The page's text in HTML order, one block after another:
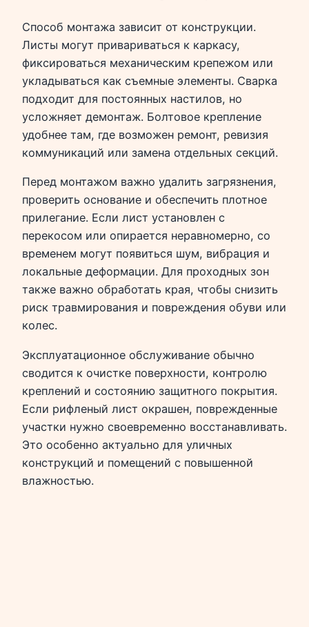
Способ монтажа зависит от конструкции.
Листы могут привариваться к каркасу,
фиксироваться механическим крепежом или
укладываться как съемные элементы. Сварка
подходит для постоянных настилов, но
усложняет демонтаж. Болтовое крепление
удобнее там, где возможен ремонт, ревизия
коммуникаций или замена отдельных секций.
Перед монтажом важно удалить загрязнения,
проверить основание и обеспечить плотное
прилегание. Если лист установлен с
перекосом или опирается неравномерно, со
временем могут появиться шум, вибрация и
локальные деформации. Для проходных зон
также важно обработать края, чтобы снизить
риск травмирования и повреждения обуви или
колес.
Эксплуатационное обслуживание обычно
сводится к очистке поверхности, контролю
креплений и состоянию защитного покрытия.
Если рифленый лист окрашен, поврежденные
участки нужно своевременно восстанавливать.
Это особенно актуально для уличных
конструкций и помещений с повышенной
влажностью.